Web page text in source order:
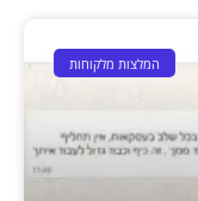
המלצות מלקוחות